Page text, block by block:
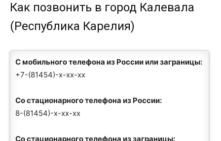
Как позвонить в город Калевала
(Республика Карелия)
С мобильного телефона из России или заграницы:
+7-(81454)-x-xx-xx
Со стационарного телефона из России:
8-(81454)-x-xx-xx
Со стационарного телефона из заграницы: